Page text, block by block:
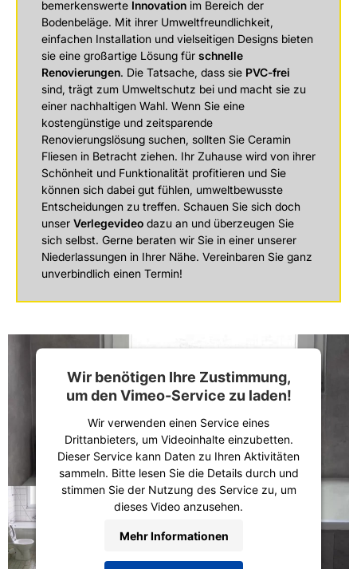
bemerkenswerte Innovation im Bereich der
Bodenbeläge. Mit ihrer Umweltfreundlichkeit,
einfachen Installation und vielseitigen Designs bieten
sie eine großartige Lösung für schnelle
Renovierungen. Die Tatsache, dass sie PVC-frei
sind, trägt zum Umweltschutz bei und macht sie zu
einer nachhaltigen Wahl. Wenn Sie eine
kostengünstige und zeitsparende
Renovierungslösung suchen, sollten Sie Ceramin
Fliesen in Betracht ziehen. Ihr Zuhause wird von ihrer
Schönheit und Funktionalität profitieren und Sie
können sich dabei gut fühlen, umweltbewusste
Entscheidungen zu treffen. Schauen Sie sich doch
unser Verlegevideo dazu an und überzeugen Sie
sich selbst. Gerne beraten wir Sie in einer unserer
Niederlassungen in Ihrer Nähe. Vereinbaren Sie ganz
unverbindlich einen Termin!
Wir benötigen Ihre Zustimmung,
um den Vimeo-Service zu laden!
Wir verwenden einen Service eines
Drittanbieters, um Videoinhalte einzubetten.
Dieser Service kann Daten zu Ihren Aktivitäten
sammeln. Bitte lesen Sie die Details durch und
stimmen Sie der Nutzung des Service zu, um
dieses Video anzusehen.
Mehr Informationen